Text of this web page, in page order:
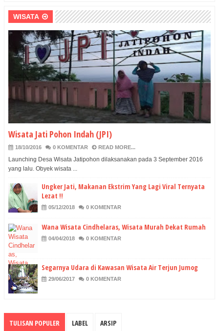
WISATA
Wisata Jati Pohon Indah (JPI)
18/10/2016 0 KOMENTAR READ MORE...
Launching Desa Wisata Jatipohon dilaksanakan pada 3 September 2016
yang lalu. Obyek wisata ...
Ungker Jati, Makanan Ekstrim Yang Lagi Viral Ternyata
Lezat !!
05/12/2018 0 KOMENTAR
Wana Wisata Cindhelaras, Wisata Murah Dekat Rumah
04/04/2018 0 KOMENTAR
Segarnya Udara di Kawasan Wisata Air Terjun Jumog
29/06/2017 0 KOMENTAR
TULISAN POPULER LABEL ARSIP